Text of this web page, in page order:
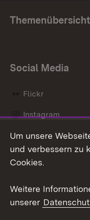
Themenübersicht
Social Media
Flickr
Instagram
Social Wall
Um unsere
und verbessern zu
Cookies.
Weitere
unserer